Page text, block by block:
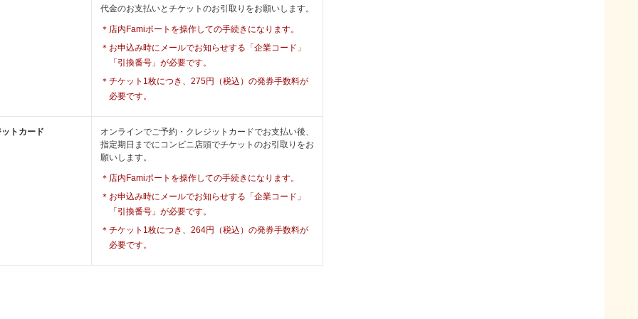
代金のお支払いとチケットのお引取りをお願いします。
店内Famiポートを操作しての手続きになります。
お申込み時にメールでお知らせする「企業コード」
「引換番号」が必要です。
チケット1枚につき、275円（税込）の発券手数料が
必要です。
トカード
オンラインでご予約・クレジットカードでお支払い後、
指定期日までにコンビニ店頭でチケットのお引取りをお
願いします。
店内Famiポートを操作しての手続きになります。
お申込み時にメールでお知らせする「企業コード」
「引換番号」が必要です。
チケット1枚につき、264円（税込）の発券手数料が
必要です。